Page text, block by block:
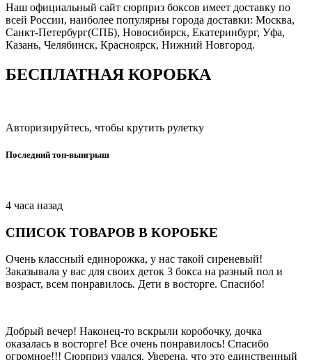
Наш официальный сайт сюрприз боксов имеет доставку по
всей России, наиболее популярны города доставки: Москва,
Санкт-Петербург(СПБ), Новосибирск, Екатеринбург, Уфа,
Казань, Челябинск, Красноярск, Нижний Новгород.
БЕСПЛАТНАЯ КОРОБКА
Авторизируйтесь, чтобы крутить рулетку
Последний топ-выигрыш
4 часа назад
СПИСОК ТОВАРОВ В КОРОБКЕ
Очень классный единорожка, у нас такой сиреневый!
Заказывала у вас для своих деток 3 бокса на разный пол и
возраст, всем понравилось. Дети в восторге. Спасибо!
Добрый вечер! Наконец-то вскрыли коробочку, дочка
оказалась в восторге! Все очень понравилось! Спасибо
огромное!!! Сюрприз удался. Уверена, что это единственный